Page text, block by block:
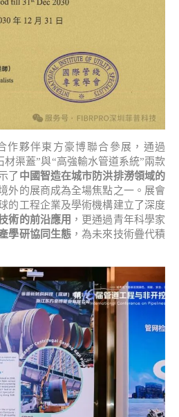
作夥伴東方豪博聯合參展，通過
渠蓋”與“高強輸水管道系統”兩款
了 中國智造在城市防洪排澇領域的
外的展商成為全場焦點之一。展會
的工程企業及學術機構建立了深度
術的前沿應用 ，更通過青年科學家
學研協同生態 ，為未來技術疊代積